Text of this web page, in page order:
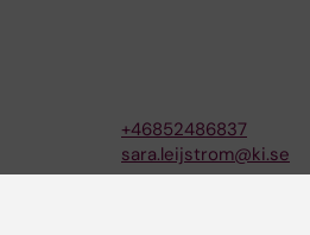
+46852486837
sara.leijstrom@ki.se